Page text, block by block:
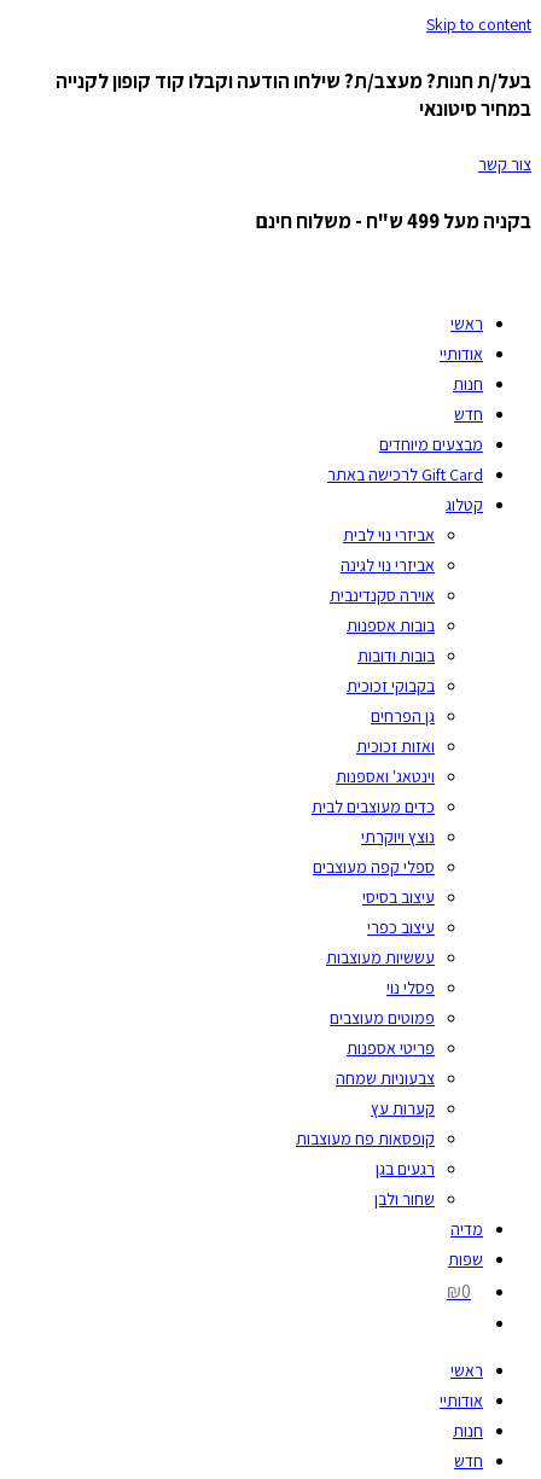
Skip to content
בעל/ת חנות? מעצב/ת? שילחו הודעה וקבלו קוד קופון לקנייה
במחיר סיטונאי
צור קשר
בקניה מעל 499 ש"ח - משלוח חינם
ראשי
אודותיי
חנות
חדש
מבצעים מיוחדים
Gift Card לרכישה באתר
קטלוג
אביזרי נוי לבית
אביזרי נוי לגינה
אוירה סקנדינבית
בובות אספנות
בובות ודובות
בקבוקי זכוכית
גן הפרחים
ואזות זכוכית
וינטאג' ואספנות
כדים מעוצבים לבית
נוצץ ויוקרתי
ספלי קפה מעוצבים
עיצוב בסיסי
עיצוב כפרי
עששיות מעוצבות
פסלי נוי
פמוטים מעוצבים
פריטי אספנות
צבעוניות שמחה
קערות עץ
קופסאות פח מעוצבות
רגעים בגן
שחור ולבן
מדיה
שפות
₪0
ראשי
אודותיי
חנות
חדש